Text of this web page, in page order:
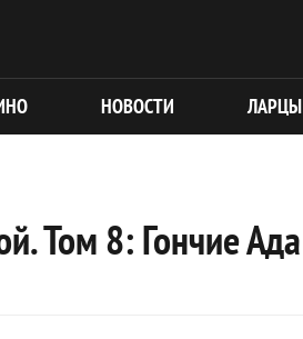
НОВОСТИ ЛАРЦЫ
Том 8: Гончие Ада